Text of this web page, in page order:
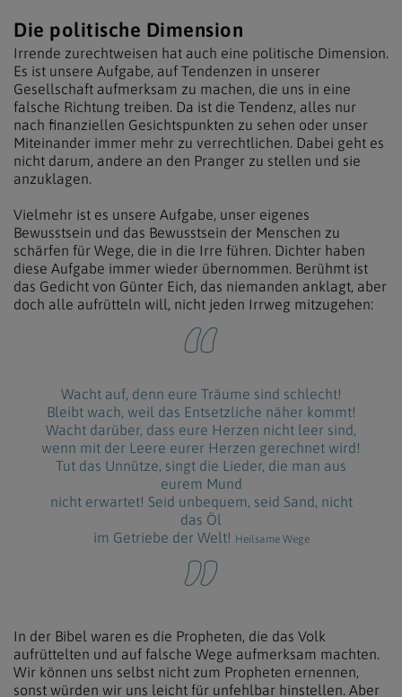
Die politische Dimension
Irrende zurechtweisen hat auch eine politische Dimension.
Es ist unsere Aufgabe, auf Tendenzen in unserer
Gesellschaft aufmerksam zu machen, die uns in eine
falsche Richtung treiben. Da ist die Tendenz, alles nur
nach finanziellen Gesichtspunkten zu sehen oder unser
Miteinander immer mehr zu verrechtlichen. Dabei geht es
nicht darum, andere an den Pranger zu stellen und sie
anzuklagen.
Vielmehr ist es unsere Aufgabe, unser eigenes
Bewusstsein und das Bewusstsein der Menschen zu
schärfen für Wege, die in die Irre führen. Dichter haben
diese Aufgabe immer wieder übernommen. Berühmt ist
das Gedicht von Günter Eich, das niemanden anklagt, aber
doch alle aufrütteln will, nicht jeden Irrweg mitzugehen:
Wacht auf, denn eure Träume sind schlecht!
Bleibt wach, weil das Entsetzliche näher kommt!
Wacht darüber, dass eure Herzen nicht leer sind,
wenn mit der Leere eurer Herzen gerechnet wird!
Tut das Unnütze, singt die Lieder, die man aus
eurem Mund
nicht erwartet! Seid unbequem, seid Sand, nicht
das Öl
im Getriebe der Welt! Heilsame Wege
In der Bibel waren es die Propheten, die das Volk
aufrüttelten und auf falsche Wege aufmerksam machten.
Wir können uns selbst nicht zum Propheten ernennen,
sonst würden wir uns leicht für unfehlbar hinstellen. Aber